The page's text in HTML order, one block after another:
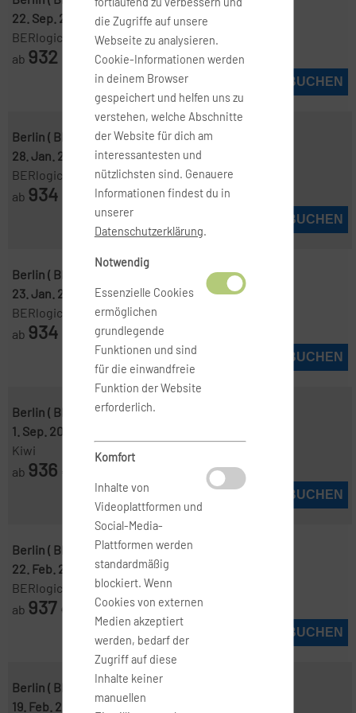
22. Sep. 2026
-5. Okt. 2026
BERlogic
ab 932
JETZT BUCHEN
Berlin ( BER )
Manila ( MNL )
28. Jan. 2027
15. Feb. 2027
BERlogic
ab 934
JETZT BUCHEN
Berlin ( BER )
Manila ( MNL )
23. Jan. 2027
15. Feb. 2027
BERlogic
ab 934
JETZT BUCHEN
Berlin ( BER )
Manila ( MNL )
1. Sep. 2026
Kiwi
ab 936
JETZT BUCHEN
Berlin ( BER )
Manila ( MNL )
22. Feb. 2027
17. März 2027
BERlogic
ab 937 €
JETZT BUCHEN
Berlin ( BER )
Manila ( MNL )
19. Feb. 2027
5. März 2027
die Zugriffe auf unsere
Webseite zu analysieren.
Cookie-Informationen werden
in deinem Browser
gespeichert und helfen uns zu
verstehen, welche Abschnitte
der Website für dich am
interessantesten und
nützlichsten sind. Genauere
Informationen findest du in
unserer
Datenschutzerklärung.
Notwendig
Essenzielle Cookies
ermöglichen
grundlegende
Funktionen und sind
für die einwandfreie
Funktion der Website
erforderlich.
Komfort
Inhalte von
Videoplattformen und
Social-Media-
Plattformen werden
standardmäßig
blockiert. Wenn
Cookies von externen
Medien akzeptiert
werden, bedarf der
Zugriff auf diese
Inhalte keiner
manuellen